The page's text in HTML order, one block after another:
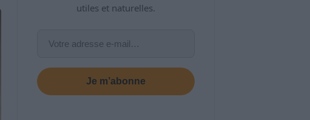
utiles et naturelles.
Je m’abonne